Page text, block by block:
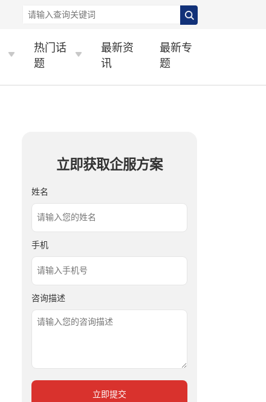
热门话
题
最新资
讯
最新专
题
立即获取企服方案
姓名
手机
咨询描述
立即提交